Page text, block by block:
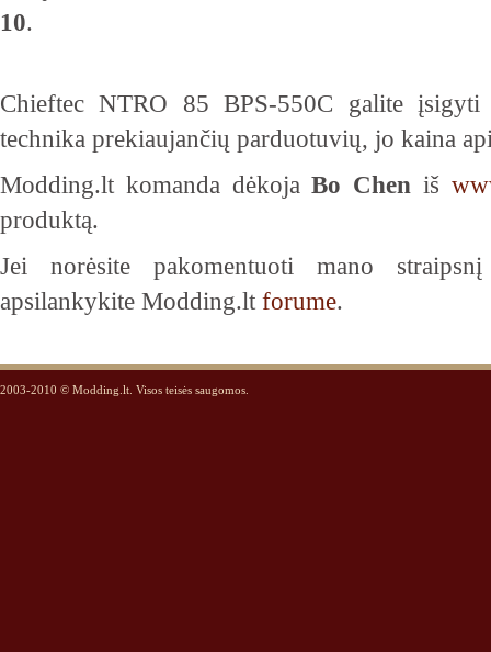
10.
Chieftec NTRO 85 BPS-550C galite įsigyti
technika prekiaujančių parduotuvių, jo kaina
Modding.lt komanda dėkojaBo Chen iš
produktą.
Jei norėsite pakomentuoti mano
apsilankykite Modding.lt forume.
2003-2010 © Modding.lt. Visos teisės saugomos.